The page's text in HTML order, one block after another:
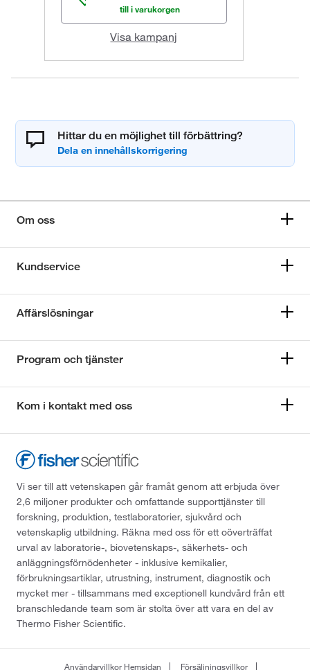
till i varukorgen
Visa kampanj
Hittar du en möjlighet till förbättring?
Om oss
Kundservice
Affärslösningar
Program och tjänster
Kom i kontakt med oss
Vi ser till att vetenskapen går framåt genom att erbjuda över
2,6 miljoner produkter och omfattande supporttjänster till
forskning, produktion, testlaboratorier, sjukvård och
vetenskaplig utbildning. Räkna med oss för ett oöverträffat
urval av laboratorie-, biovetenskaps-, säkerhets- och
anläggningsförnödenheter - inklusive kemikalier,
förbrukningsartiklar, utrustning, instrument, diagnostik och
mycket mer - tillsammans med exceptionell kundvård från ett
branschledande team som är stolta över att vara en del av
Thermo Fisher Scientific.
Användarvillkor Hemsidan Försäljningsvillkor